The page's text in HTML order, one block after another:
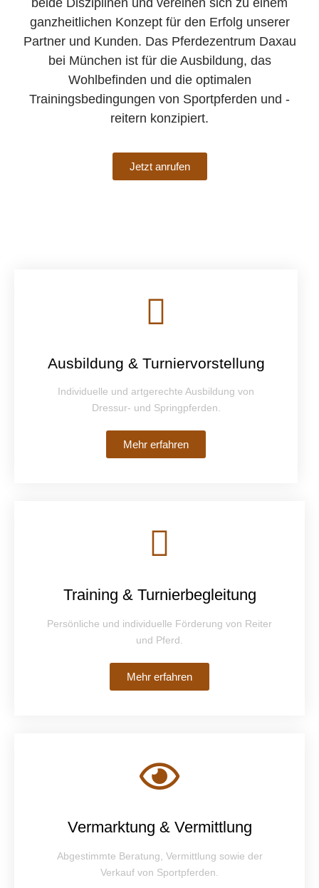
ganzheitlichen Konzept für den Erfolg unserer
Partner und Kunden. Das Pferdezentrum Daxau
bei München ist für die Ausbildung, das
Wohlbefinden und die optimalen
Trainingsbedingungen von Sportpferden und -
reitern konzipiert.
Jetzt anrufen
Ausbildung & Turniervorstellung
Individuelle und artgerechte Ausbildung von
Dressur- und Springpferden.
Mehr erfahren
Training & Turnierbegleitung
Persönliche und individuelle Förderung von Reiter
und Pferd.
Mehr erfahren
Vermarktung & Vermittlung
Abgestimmte Beratung, Vermittlung sowie der
Verkauf von Sportpferden.